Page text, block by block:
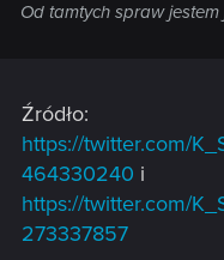
Od tamtych spraw jestem
Źródło:
https://twitter.com/
464330240 i
https://twitter.com/
273337857